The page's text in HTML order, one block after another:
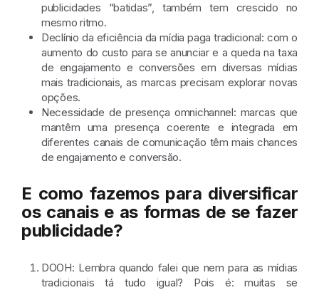
publicidades “batidas”, também tem crescido no
mesmo ritmo.
Declínio da eficiência da mídia paga tradicional: com o
aumento do custo para se anunciar e a queda na taxa
de engajamento e conversões em diversas mídias
mais tradicionais, as marcas precisam explorar novas
opções.
Necessidade de presença omnichannel: marcas que
mantêm uma presença coerente e integrada em
diferentes canais de comunicação têm mais chances
de engajamento e conversão.
E como fazemos para diversificar
os canais e as formas de se fazer
publicidade?
DOOH: Lembra quando falei que nem para as mídias
tradicionais tá tudo igual? Pois é: muitas se